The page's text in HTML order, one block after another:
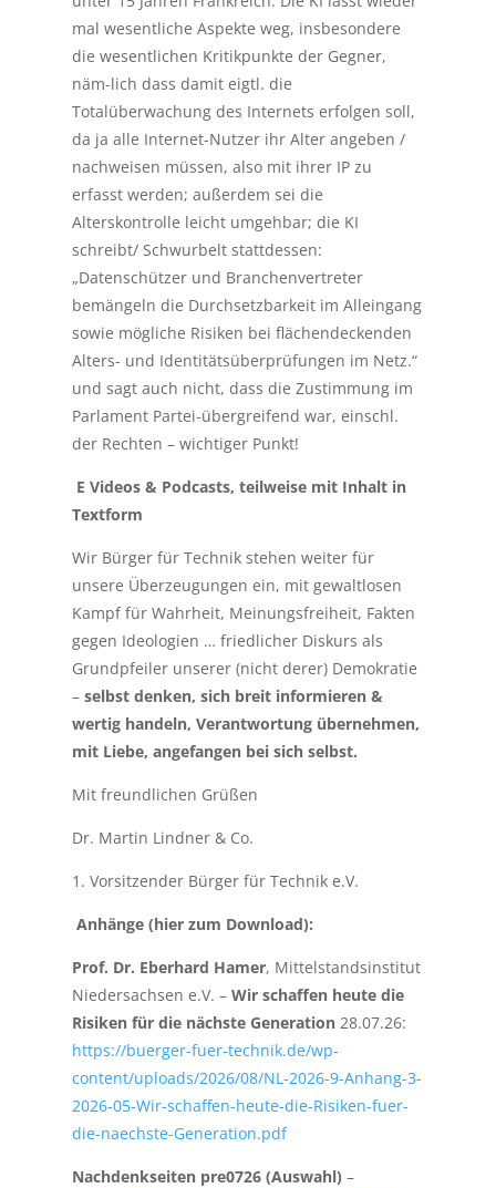
mal wesentliche Aspekte weg, insbesondere
die wesentlichen Kritikpunkte der Gegner,
näm-lich dass damit eigtl. die
Totalüberwachung des Internets erfolgen soll,
da ja alle Internet-Nutzer ihr Alter angeben /
nachweisen müssen, also mit ihrer IP zu
erfasst werden; außerdem sei die
Alterskontrolle leicht umgehbar; die KI
schreibt/ Schwurbelt stattdessen:
„Datenschützer und Branchenvertreter
bemängeln die Durchsetzbarkeit im Alleingang
sowie mögliche Risiken bei flächendeckenden
Alters- und Identitätsüberprüfungen im Netz.“
und sagt auch nicht, dass die Zustimmung im
Parlament Partei-übergreifend war, einschl.
der Rechten – wichtiger Punkt!
E Videos & Podcasts, teilweise mit Inhalt in
Textform
Wir Bürger für Technik stehen weiter für
unsere Überzeugungen ein, mit gewaltlosen
Kampf für Wahrheit, Meinungsfreiheit, Fakten
gegen Ideologien … friedlicher Diskurs als
Grundpfeiler unserer (nicht derer) Demokratie
–selbst denken, sich breit informieren &
wertig handeln, Verantwortung übernehmen,
mit Liebe, angefangen bei sich selbst.
Mit freundlichen Grüßen
Dr. Martin Lindner & Co.
1. Vorsitzender Bürger für Technik e.V.
Anhänge (hier zum Download):
Prof. Dr. Eberhard Hamer, Mittelstandsinstitut
Niedersachsen e.V. –Wir schaffen heute die
Risiken für die nächste Generation 28.07.26:
https://buerger-fuer-technik.de/wp-
content/uploads/2026/08/NL-2026-9-Anhang-3-
2026-05-Wir-schaffen-heute-die-Risiken-fuer-
die-naechste-Generation.pdf
Nachdenkseiten pre0726 (Auswahl)–